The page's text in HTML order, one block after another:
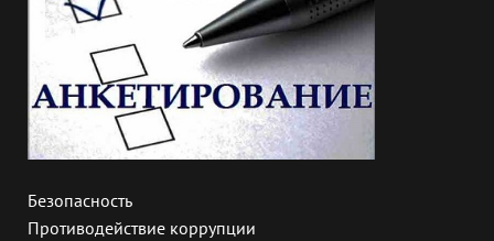
Безопасность
Противодействие коррупции